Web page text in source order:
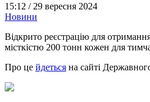
15:12 / 29 вересня 2024
Новини
Відкрито реєстрацію для
місткістю 200 тонн кожен для
Про це йдеться на сайті